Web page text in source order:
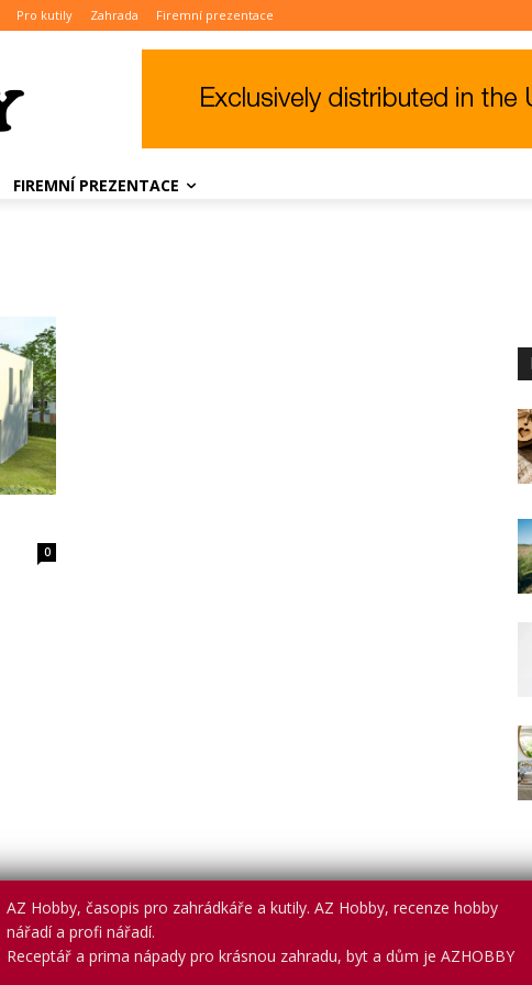
Pro kutily Zahrada Firemní prezentace
FIREMNÍ PREZENTACE
0
AZ Hobby, časopis pro zahrádkáře a kutily. AZ Hobby, recenze hobby
nářadí a profi nářadí.
Receptář a prima nápady pro krásnou zahradu, byt a dům je AZHOBBY